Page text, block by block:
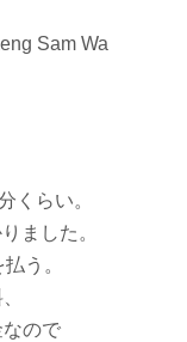
Sam Wa
くらい。
ました。
う。
ので